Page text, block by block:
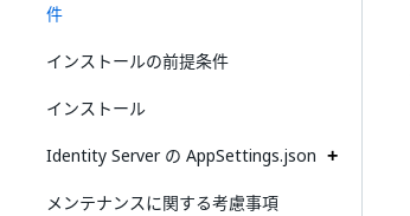
件
インストールの前提条件
インストール
Identity Server の AppSettings.json
メンテナンスに関する考慮事項